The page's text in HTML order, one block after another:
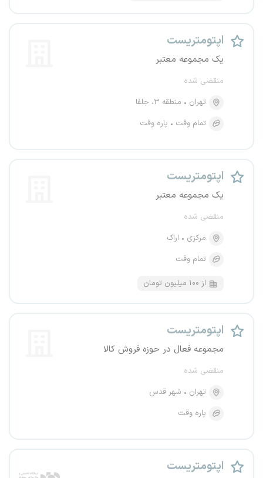
اپتومتریست
یک مجموعه معتبر
منقضی شده
تهران
منطقه ۳، جلفا
تمام وقت
پاره وقت
اپتومتریست
یک مجموعه معتبر
منقضی شده
مرکزی
اراک
تمام وقت
از ۱۰۰ میلیون تومان
اپتومتریست
مجموعه فعال در حوزه فروش کالا
منقضی شده
تهران
شهر قدس
پاره وقت
اپتومتریست